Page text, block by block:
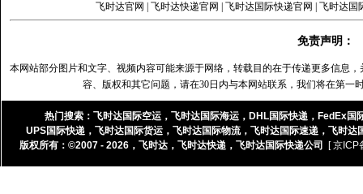
飞时达官网 飞时达快递官网 飞时达国际快递官网 飞时达国
免责声明：
本网站部分图片和文字、视频内容可能来源于网络，转载目的在于传递更多信息
容、版权和其它问题，请在30日内与本网站联系，我们将在第一
热门搜索： 飞时达国际空运 ， 飞时达国际海运 ， DHL国际快递 ， FedEx国
UPS国际快递 ， 飞时达国际货运 ， 飞时达国际物流， 飞时达国际速递 ， 飞时达
版权所有：©2007 - 2026， 飞时达， 飞时达快递， 飞时达国际快递公司 [ 京ICP